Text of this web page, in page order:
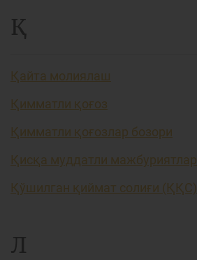
Қ
Қайта молиялаш
Қимматли қоғоз
Қимматли қоғозлар бозори
Қисқа муддатли мажбуриятлар
Қўшилган қиймат солиғи (ҚҚС)
Л